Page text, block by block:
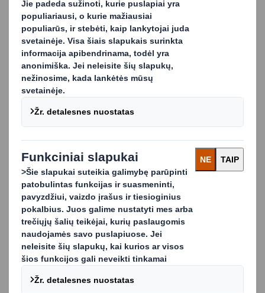
dizaino ir įvairių siurblių sprendimų maišelį lengva
visiškai ištuštinti, todėl niekada nepraleidžiamas joks
skystis.
Be to, mūsų maišelis dėžutėje gali būti įvairių dydžių ir
formų, taip pat gali būti naudojami įvairūs siurblių
sprendimai.
Gėrimų pramonės pakavimo mašinos
Esame ne tik „Bag-in-box“ sprendimų, bet ir visų rūšių
gėrimų buteliukuose (plastikiniuose ar stikliniuose),
buteliukuose ar plastikiniuose maišeliuose pakavimo
mašinų projektavimo ekspertai, pvz., 1 dalies dėžučių
formavimo mašinų, kelių dalių dėžučių formavimo
mašinų, pertvarų įdėklų, dėžučių sandarinimo mašinų ar
pilnų „Bag-in-box“ linijų.
Carousel. Use previous and next buttons to move